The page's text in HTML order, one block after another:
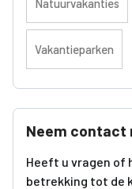
Natuurvakanties
Vakantieparken
Neem contact
Heeft u vragen of
betrekking tot de